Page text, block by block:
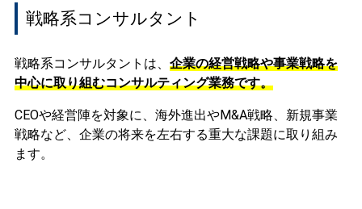
戦略系コンサルタント
戦略系コンサルタントは、 企業の経営戦略や事業戦略を
中心に取り組むコンサルティング業務です。
CEOや経営陣を対象に、海外進出やM&A戦略、新規事業
戦略など、企業の将来を左右する重大な課題に取り組み
ます。